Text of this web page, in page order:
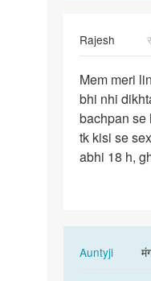
Rajesh
Mem
meri
ling
ka
mund
Mem meri
bhi nhi
bachpan se
tk kisi se
abhi 18 h,
AuntyjiIn